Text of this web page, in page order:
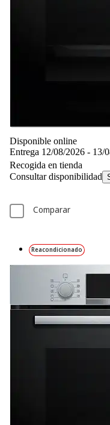
Disponible online
Entrega 12/08/2026 - 13/
Recogida en tienda
Consultar disponibilidad
Comparar
Reacondicionado